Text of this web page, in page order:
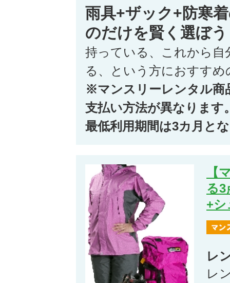
雨具+ザック+防寒
のだけを賢く選ぼう
持っている、これから
る、という方におすす
※マンスリーレンタル商
支払い方法が異なります
最低利用期間は3カ月と
【
る3
+シ
レ
レ